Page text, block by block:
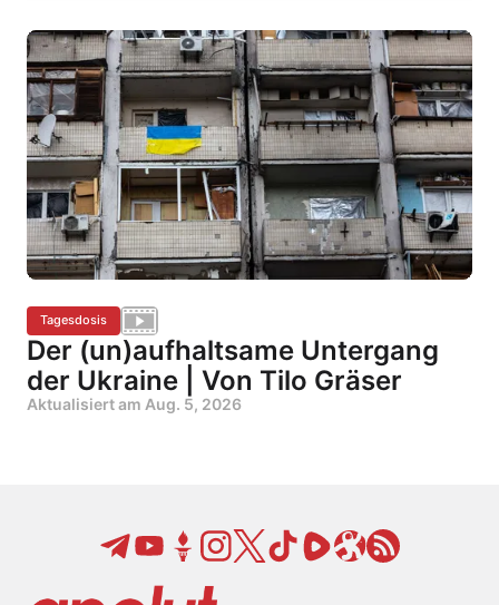
Tagesdosis
Der (un)aufhaltsame Untergang
der Ukraine | Von Tilo Gräser
Aktualisiert am Aug. 5, 2026